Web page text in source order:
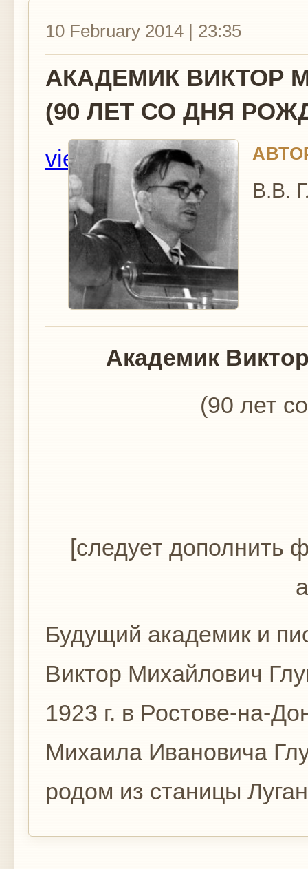
10 February 2014 | 23:35
АКАДЕМИК ВИКТОР
(90 ЛЕТ СО ДНЯ
В.В.
Академик
(90 лет
[следует дополнить
Будущий академик и
Виктор Михайлович
1923 г. в Ростове-на-
Михаила Ивановича
родом из станицы
view